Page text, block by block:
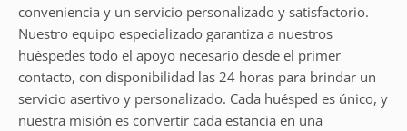
conveniencia y un servicio personalizado y satisfactorio.
Nuestro equipo especializado garantiza a nuestros
huéspedes todo el apoyo necesario desde el primer
contacto, con disponibilidad las 24 horas para brindar un
servicio asertivo y personalizado. Cada huésped es único, y
nuestra misión es convertir cada estancia en una